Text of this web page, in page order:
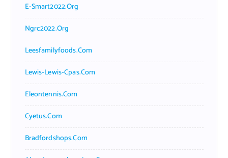
E-Smart2022.org
Ngrc2022.org
Leesfamilyfoods.com
Lewis-Lewis-Cpas.com
Eleontennis.com
Cyetus.com
Bradfordshops.com